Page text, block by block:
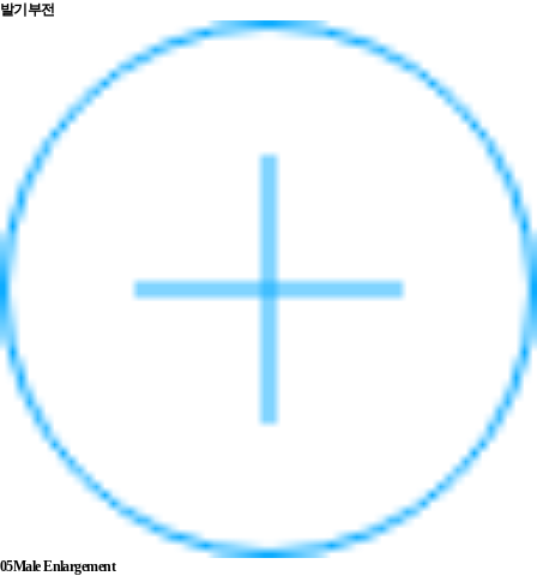
발기부전
05Male Enlargement